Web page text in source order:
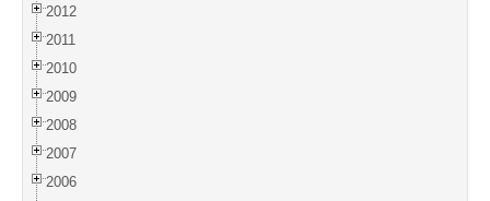
2012
2011
2010
2009
2008
2007
2006